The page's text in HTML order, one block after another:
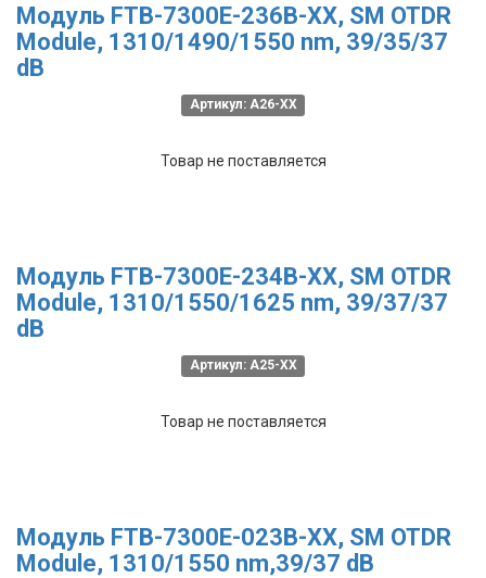
Модуль FTB-7300E-236B-XX, SM OTDR
Module, 1310/1490/1550 nm, 39/35/37
dB
Артикул: A26-XX
Товар не поставляется
Модуль FTB-7300E-234B-XX, SM OTDR
Module, 1310/1550/1625 nm, 39/37/37
dB
Артикул: A25-XX
Товар не поставляется
Модуль FTB-7300E-023B-XX, SM OTDR
Module, 1310/1550 nm,39/37 dB